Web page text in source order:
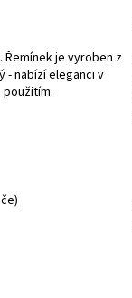
je vyroben z
- nabízí eleganci v
použitím.